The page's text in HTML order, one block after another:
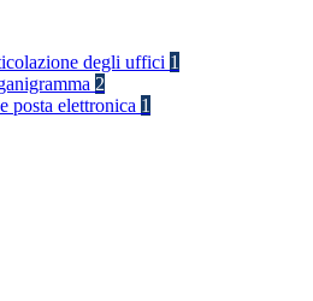
degli uffici 1
2
posta elettronica 1